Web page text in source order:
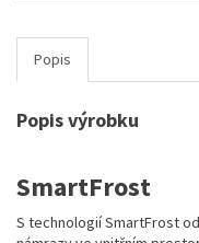
Popis
Popis výrobku
SmartFrost
S technologií SmartFrost